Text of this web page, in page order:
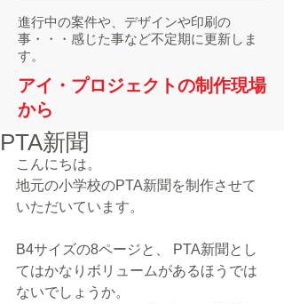
進行中の案件や、デザインや印刷の
事・・・感じた事など不定期に更新しま
す。
アイ・プロジェクトの制作現場
から
PTA新聞
こんにちは。
地元の小学校のPTA新聞を制作させて
いただいています。
B4サイズの8ページと、 PTA新聞とし
てはかなりボリュームがあるほうでは
ないでしょうか。